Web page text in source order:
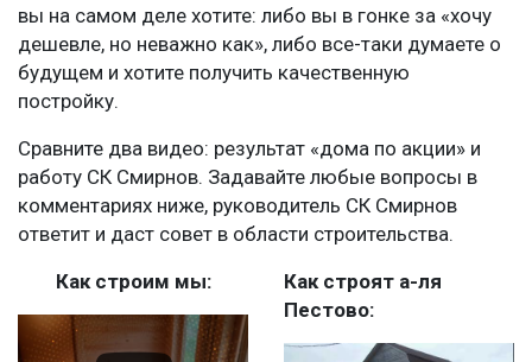
вы на самом деле хотите: либо вы в гонке за «хочу
дешевле, но неважно как», либо все-таки думаете о
будущем и хотите получить качественную
постройку.
Сравните два видео: результат «дома по акции» и
работу СК Смирнов. Задавайте любые вопросы в
комментариях ниже, руководитель СК Смирнов
ответит и даст совет в области строительства.
Как строим мы:
Как строят а-ля
Пестово: